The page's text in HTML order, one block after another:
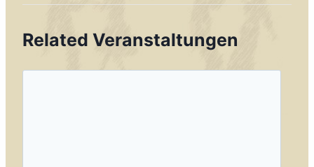
Related Veranstaltungen